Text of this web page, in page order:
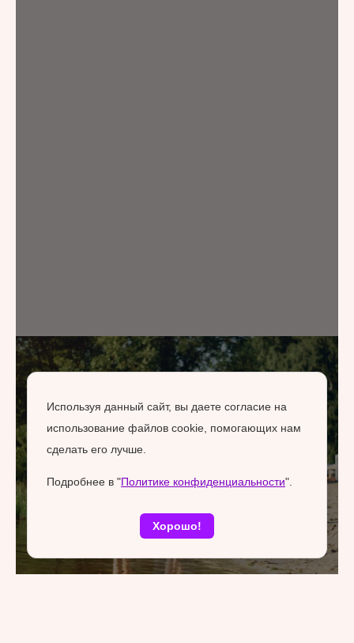
Используя данный сайт, вы даете согласие на
использование файлов cookie, помогающих нам
сделать его лучше.
Подробнее в "Политике конфиденциальности".
Хорошо!